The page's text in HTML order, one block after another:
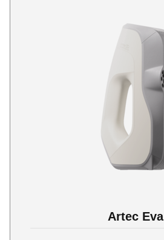
Artec Eva